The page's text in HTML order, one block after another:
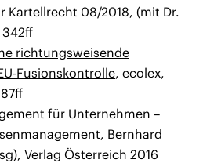
Kartellrecht 08/2018, (mit Dr.
342ff
richtungsweisende
Fusionskontrolle, ecolex,
für Unternehmen –
Bernhard
Verlag Österreich 2016